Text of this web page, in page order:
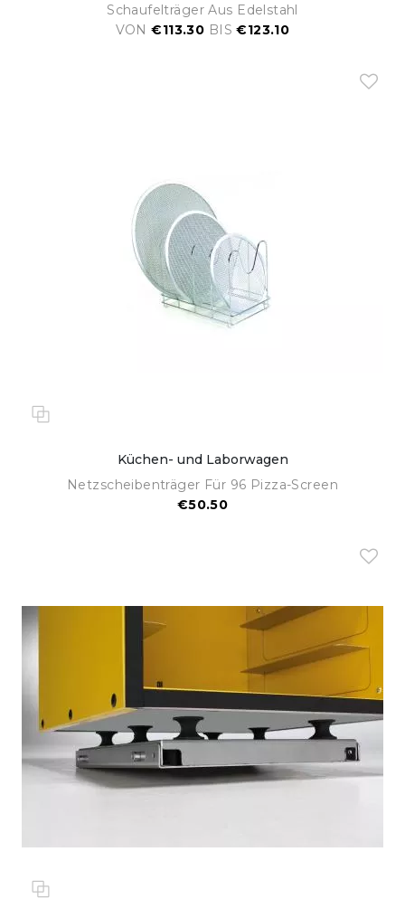
Schaufelträger Aus Edelstahl
VON€113.30 BIS€123.10
Küchen- und Laborwagen
Netzscheibenträger Für 96 Pizza-Screen
€50.50